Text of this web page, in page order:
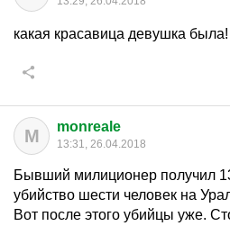
какая красавица девушка была!
M monreale
13:31, 26.04.2018
Бывший милиционер получил
убийство шести человек на
Вот после этого убийцы уже.